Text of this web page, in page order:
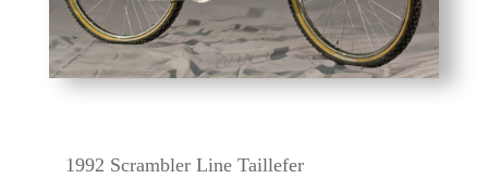
1992 Scrambler Line Taillefer